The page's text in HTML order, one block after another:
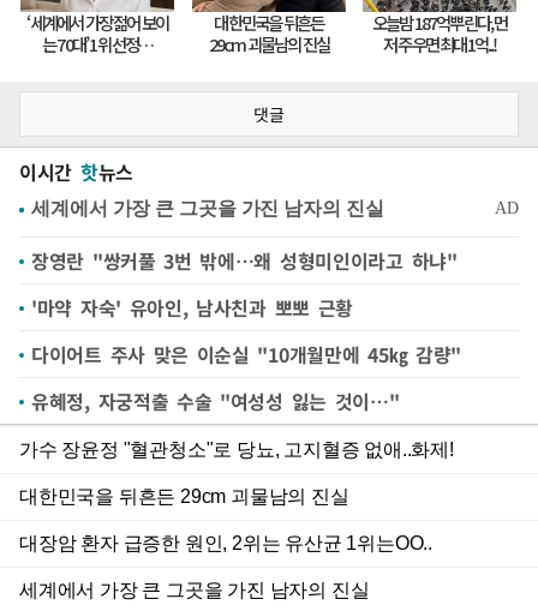
댓글
이시간 핫뉴스
장영란 "쌍커풀 3번 밖에…왜 성형미인이라고 하냐"
'마약 자숙' 유아인, 남사친과 뽀뽀 근황
다이어트 주사 맞은 이순실 "10개월만에 45㎏ 감량"
유혜정, 자궁적출 수술 "여성성 잃는 것이…"